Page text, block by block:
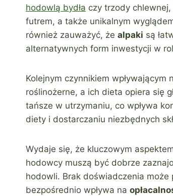
hodowlą bydła czy trzody chlewnej,
futrem, a także unikalnym
również zauważyć, że alpaki są
alternatywnych form inwestycji w
Kolejnym czynnikiem wpływającym
roślinożerne, a ich dieta opiera się
tańsze w utrzymaniu, co wpływa
diety i dostarczaniu niezbędnych
Wydaje się, że kluczowym
hodowcy muszą być dobrze
hodowli. Brak doświadczenia
bezpośrednio wpływa na